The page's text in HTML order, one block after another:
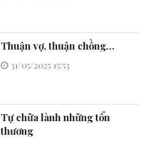
Thuận vợ, thuận chồng…
31/05/2025 15:53
Tự chữa lành những tổn
thương